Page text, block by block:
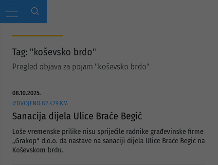
Tag: "koševsko brdo"
Pregled objava za pojam "koševsko brdo"
08.10.2025.
IZDVOJENO 82.429 KM
Sanacija dijela Ulice Braće Begić
Loše vremenske prilike nisu spriječile radnike građevinske firme
„Grakop“ d.o.o. da nastave na sanaciji dijela Ulice Braće Begić na
Koševskom brdu.